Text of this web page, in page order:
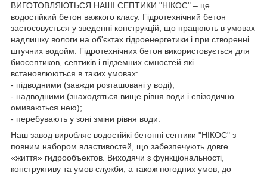
ВИГОТОВЛЯЮТЬСЯ НАШІ СЕПТИКИ "НІКОС" – це
водостійкий бетон важкого класу. Гідротехнічний бетон
застосовується у зведенні конструкцій, що працюють в умовах
надлишку вологи на об'єктах гідроенергетики і при створенні
штучних водойм. Гідротехнічних бетон використовується для
биосептиков, септиків і підземних ємностей які
встановлюються в таких умовах:
- підводними (завжди розташовані у воді);
- надводними (знаходяться вище рівня води і епізодично
омиваються нею);
- перебувають у зоні зміни рівня води.
Наш завод виробляє водостійкі бетонні септики "НІКОС" з
повним набором властивостей, що забезпечують довге
«життя» гидрообъектов. Виходячи з функціональності,
конструктиву та умов служби, а також погодних умов, до